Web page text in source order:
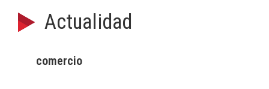
Actualidad
comercio